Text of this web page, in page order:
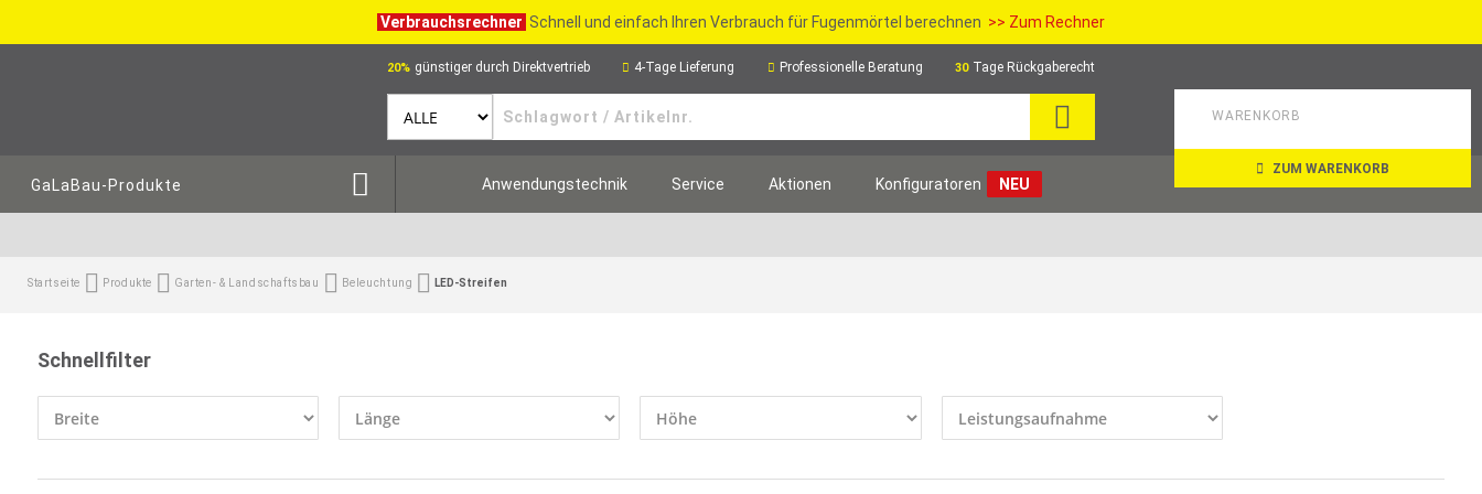
Verbrauchsrechner Schnell und einfach Ihren Verbrauch für Fugenmörtel berechnen >> Zum Rechner
20% günstiger durch Direktvertrieb 4-Tage Lieferung Professionelle Beratung 30 Tage Rückgaberecht
WARENKORB
ZUM WARENKORB
GaLaBau-Produkte Anwendungstechnik Service Aktionen Konfiguratoren NEU
Startseite Produkte Garten- & Landschaftsbau Beleuchtung LED-Streifen
Schnellfilter